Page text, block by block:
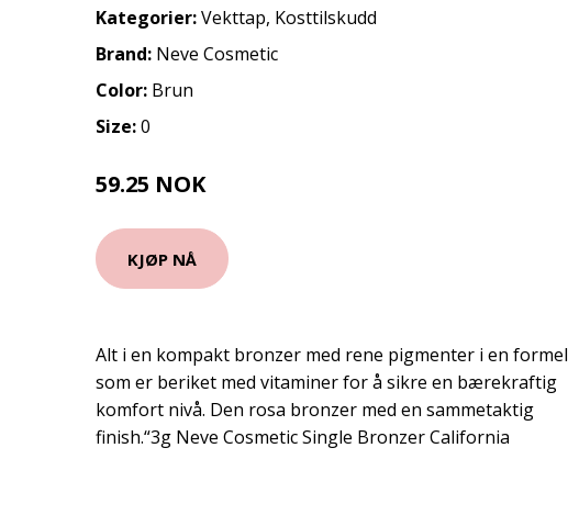
Kategorier:Vekttap, Kosttilskudd
Brand: Neve Cosmetic
Color: Brun
Size:0
59.25 NOK
KJØP NÅ
Alt i en kompakt bronzer med rene pigmenter i en formel
som er beriket med vitaminer for å sikre en bærekraftig
komfort nivå. Den rosa bronzer med en sammetaktig
finish.“3g Neve Cosmetic Single Bronzer California